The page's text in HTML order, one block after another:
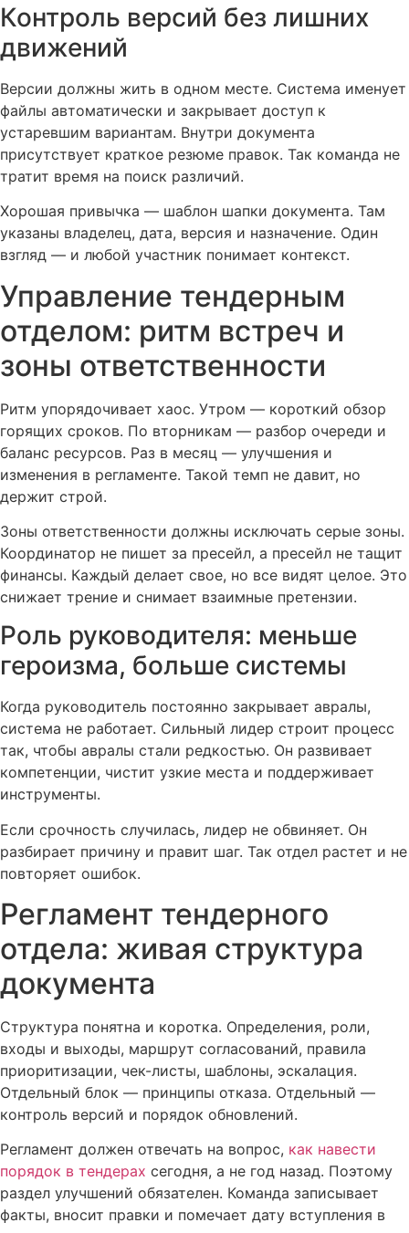
Контроль версий без лишних
движений
Версии должны жить в одном месте. Система именует
файлы автоматически и закрывает доступ к
устаревшим вариантам. Внутри документа
присутствует краткое резюме правок. Так команда не
тратит время на поиск различий.
Хорошая привычка — шаблон шапки документа. Там
указаны владелец, дата, версия и назначение. Один
взгляд — и любой участник понимает контекст.
Управление тендерным
отделом: ритм встреч и
зоны ответственности
Ритм упорядочивает хаос. Утром — короткий обзор
горящих сроков. По вторникам — разбор очереди и
баланс ресурсов. Раз в месяц — улучшения и
изменения в регламенте. Такой темп не давит, но
держит строй.
Зоны ответственности должны исключать серые зоны.
Координатор не пишет за пресейл, а пресейл не тащит
финансы. Каждый делает свое, но все видят целое. Это
снижает трение и снимает взаимные претензии.
Роль руководителя: меньше
героизма, больше системы
Когда руководитель постоянно закрывает авралы,
система не работает. Сильный лидер строит процесс
так, чтобы авралы стали редкостью. Он развивает
компетенции, чистит узкие места и поддерживает
инструменты.
Если срочность случилась, лидер не обвиняет. Он
разбирает причину и правит шаг. Так отдел растет и не
повторяет ошибок.
Регламент тендерного
отдела: живая структура
документа
Структура понятна и коротка. Определения, роли,
входы и выходы, маршрут согласований, правила
приоритизации, чек-листы, шаблоны, эскалация.
Отдельный блок — принципы отказа. Отдельный —
контроль версий и порядок обновлений.
Регламент должен отвечать на вопрос, как навести
порядок в тендерах сегодня, а не год назад. Поэтому
раздел улучшений обязателен. Команда записывает
факты, вносит правки и помечает дату вступления в